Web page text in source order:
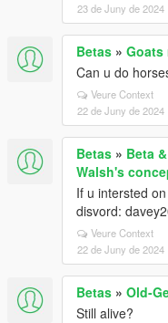
23 de Juny de 2024
Betas » Goats
Can u do
Veure Context
22 de Juny de 2024
Betas » Beta
Walsh's
If u intersted
disvord:
Veure Context
22 de Juny de 2024
Betas » Old-
Still alive?